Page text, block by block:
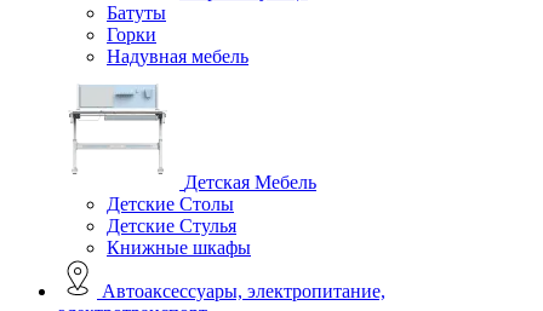
Батуты
Горки
Надувная мебель
Детская Мебель
Детские Столы
Детские Стулья
Книжные шкафы
Автоаксессуары, электропитание,